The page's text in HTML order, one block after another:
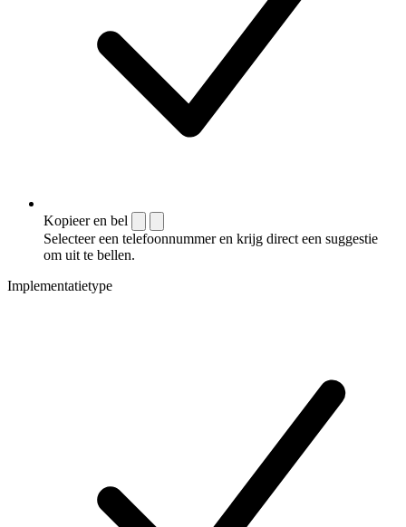
Kopieer en bel
Selecteer een telefoonnummer en krijg direct een suggestie
om uit te bellen.
Implementatietype